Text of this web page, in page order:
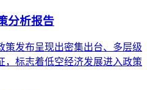
分析报告
策发布呈现出密集出台、多层级
，标志着低空经济发展进入政策